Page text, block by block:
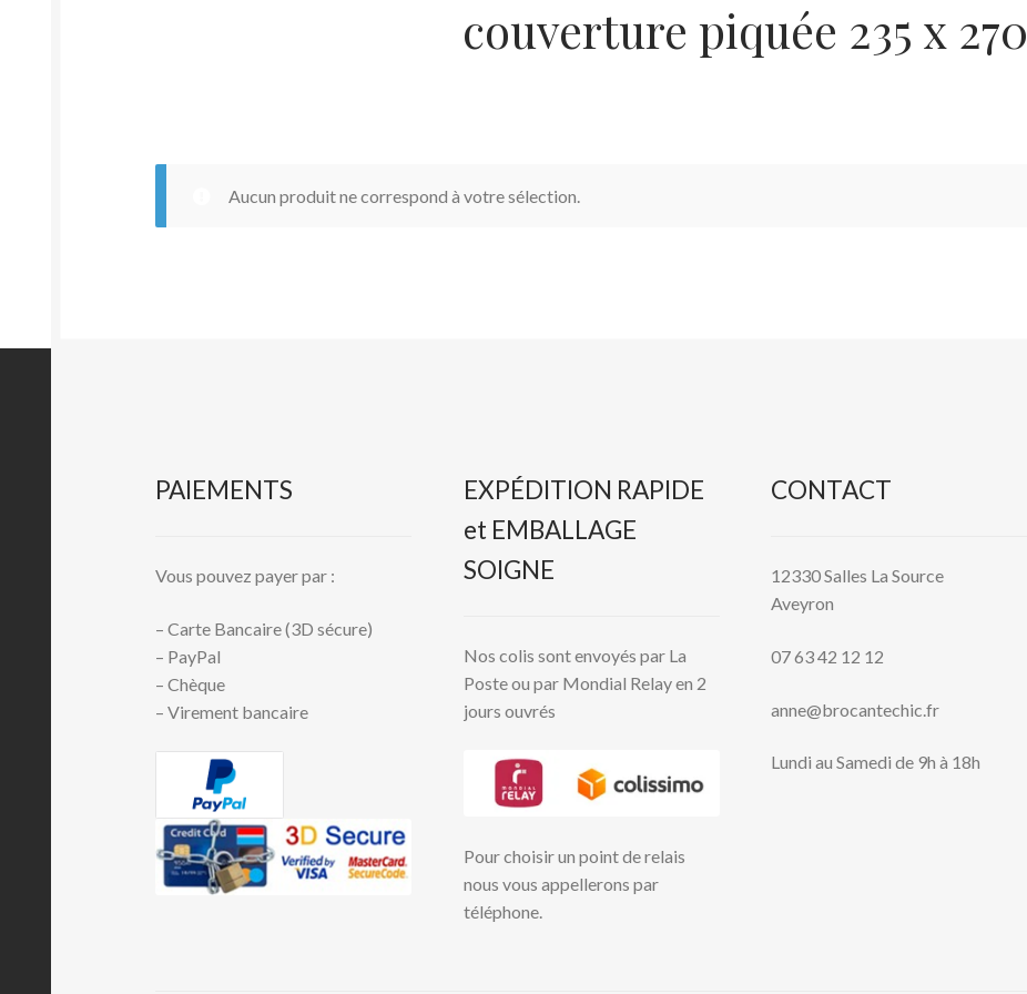
couverture piquée 235 x 270
Aucun produit ne correspond à votre sélection.
PAIEMENTS
Vous pouvez payer par :
– Carte Bancaire (3D sécure)
– PayPal
– Chèque
– Virement bancaire
EXPÉDITION RAPIDE
et EMBALLAGE
SOIGNE
Nos colis sont envoyés par La
Poste ou par Mondial Relay en 2
jours ouvrés
Pour choisir un point de relais
nous vous appellerons par
téléphone.
CONTACT
12330 Salles La Source
Aveyron
07 63 42 12 12
anne@brocantechic.fr
Lundi au Samedi de 9h à 18h